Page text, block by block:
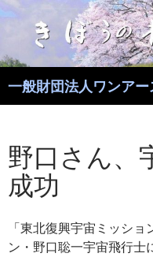
コ
ン
ツ
へ
ッ
一般財団法人ワンアー
野口さん、
成功
「東北復興宇宙ミッシ
ン・野口聡一宇宙飛行士